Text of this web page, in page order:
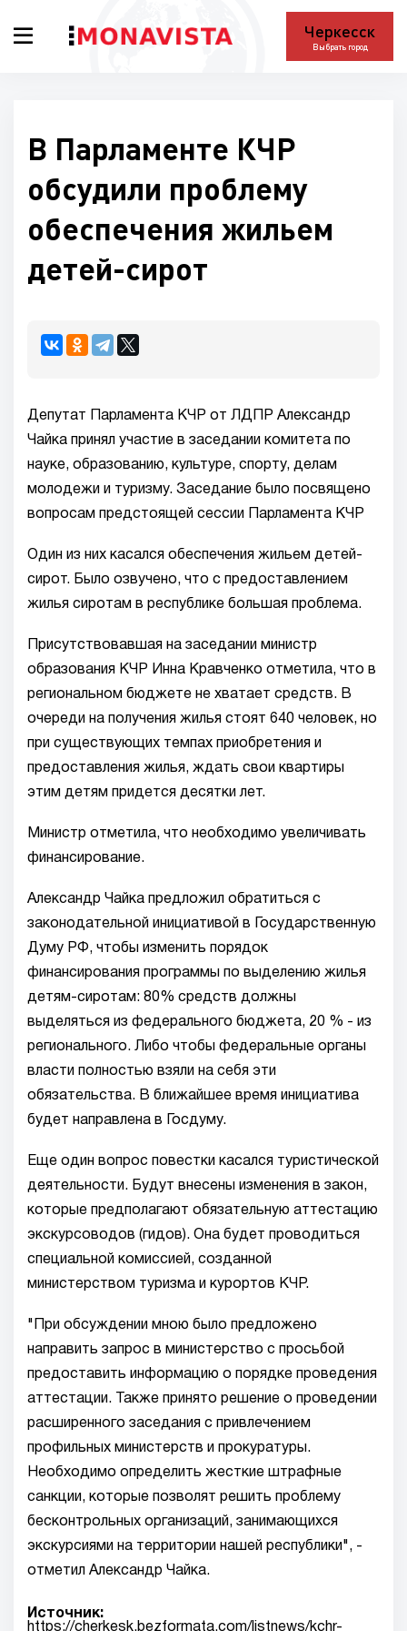
Черкесск
Выбрать город
В Парламенте КЧР
обсудили проблему
обеспечения жильем
детей-сирот
Депутат Парламента КЧР от ЛДПР Александр
Чайка принял участие в заседании комитета по
науке, образованию, культуре, спорту, делам
молодежи и туризму. Заседание было посвящено
вопросам предстоящей сессии Парламента КЧР
Один из них касался обеспечения жильем детей-
сирот. Было озвучено, что с предоставлением
жилья сиротам в республике большая проблема.
Присутствовавшая на заседании министр
образования КЧР Инна Кравченко отметила, что в
региональном бюджете не хватает средств. В
очереди на получения жилья стоят 640 человек, но
при существующих темпах приобретения и
предоставления жилья, ждать свои квартиры
этим детям придется десятки лет.
Министр отметила, что необходимо увеличивать
финансирование.
Александр Чайка предложил обратиться с
законодательной инициативой в Государственную
Думу РФ, чтобы изменить порядок
финансирования программы по выделению жилья
детям-сиротам: 80% средств должны
выделяться из федерального бюджета, 20 % - из
регионального. Либо чтобы федеральные органы
власти полностью взяли на себя эти
обязательства. В ближайшее время инициатива
будет направлена в Госдуму.
Еще один вопрос повестки касался туристической
деятельности. Будут внесены изменения в закон,
которые предполагают обязательную аттестацию
экскурсоводов (гидов). Она будет проводиться
специальной комиссией, созданной
министерством туризма и курортов КЧР.
"При обсуждении мною было предложено
направить запрос в министерство с просьбой
предоставить информацию о порядке проведения
аттестации. Также принято решение о проведении
расширенного заседания с привлечением
профильных министерств и прокуратуры.
Необходимо определить жесткие штрафные
санкции, которые позволят решить проблему
бесконтрольных организаций, занимающихся
экскурсиями на территории нашей республики", -
отметил Александр Чайка.
Источник:
https://cherkesk.bezformata.com/listnews/kchr-